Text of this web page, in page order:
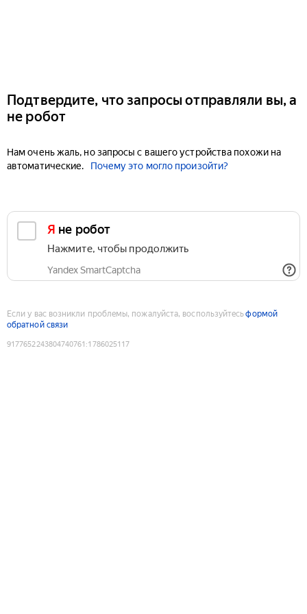
Подтвердите, что запросы отправляли вы, а
не робот
Нам очень жаль, но запросы с вашего устройства похожи на
автоматические.
Почему это могло произойти?
Я не робот
Нажмите, чтобы продолжить
Yandex SmartCaptcha
Если у вас возникли проблемы, пожалуйста, воспользуйтесьформой
обратной связи
9177652243804740761 :1786025117